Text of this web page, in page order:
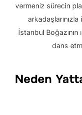
vermeniz sürecin
İstanbul Boğazının
dans
Neden